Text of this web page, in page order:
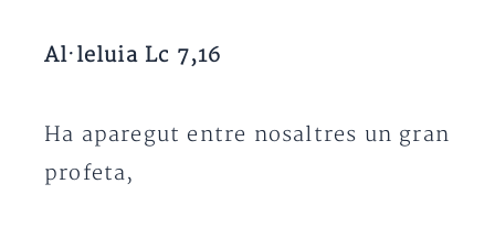
Al·leluia Lc 7,16
Ha aparegut entre nosaltres un gran
profeta,